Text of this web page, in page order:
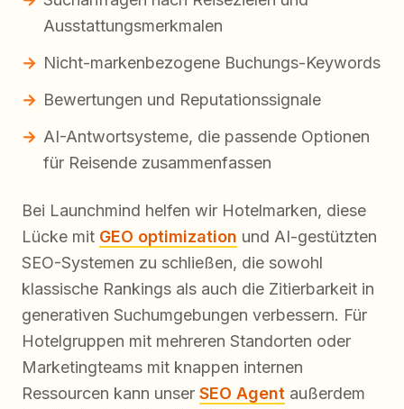
Ausstattungsmerkmalen
Nicht-markenbezogene Buchungs-Keywords
Bewertungen und Reputationssignale
AI-Antwortsysteme, die passende Optionen
für Reisende zusammenfassen
Bei Launchmind helfen wir Hotelmarken, diese
Lücke mit GEO optimization und AI-gestützten
SEO-Systemen zu schließen, die sowohl
klassische Rankings als auch die Zitierbarkeit in
generativen Suchumgebungen verbessern. Für
Hotelgruppen mit mehreren Standorten oder
Marketingteams mit knappen internen
Ressourcen kann unser SEO Agent außerdem